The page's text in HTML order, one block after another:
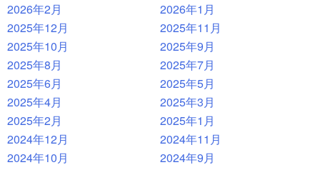
2026年2月
2026年1月
2025年12月
2025年11月
2025年10月
2025年9月
2025年8月
2025年7月
2025年6月
2025年5月
2025年4月
2025年3月
2025年2月
2025年1月
2024年12月
2024年11月
2024年10月
2024年9月